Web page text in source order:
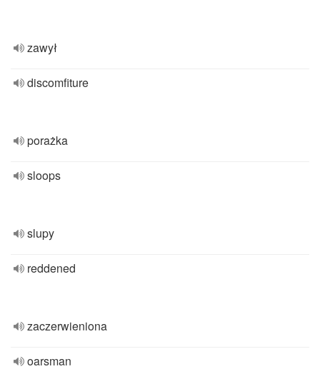
zawył
discomfiture
porażka
sloops
slupy
reddened
zaczerwieniona
oarsman